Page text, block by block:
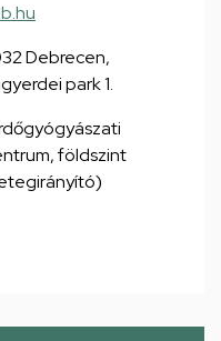
Debrecen,
park 1.
földszint